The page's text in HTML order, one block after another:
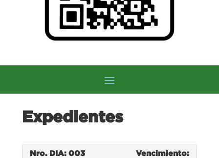
Expedientes
Nro. DIA: 003 Vencimiento: